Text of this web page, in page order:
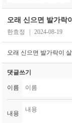
오래 신으면 발가락
한효정 2024-08-19
오래 신으면 발가락이
댓글쓰기
이름
내용